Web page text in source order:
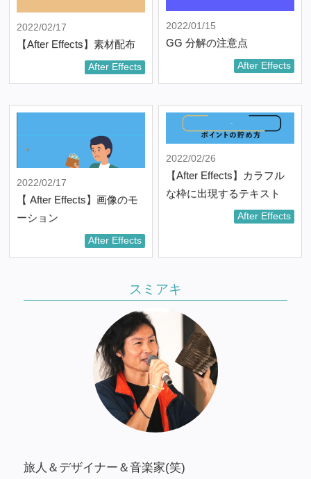
2022/02/17
【After Effects】素材配布
After Effects
2022/01/15
GG 分解の注意点
After Effects
2022/02/17
【 After Effects】画像のモ
ーション
After Effects
2022/02/26
【After Effects】カラフル
な枠に出現するテキスト
After Effects
スミアキ
旅人＆デザイナー＆音楽家(笑)